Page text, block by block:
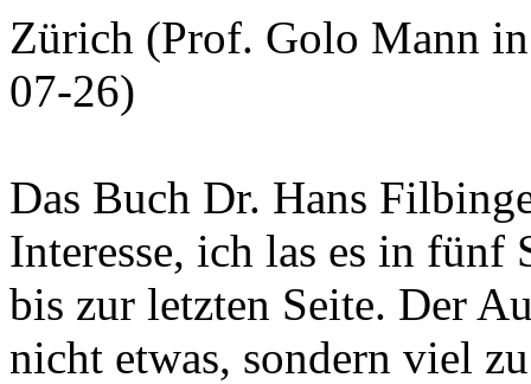
Zürich (Prof. Golo Mann
07-26)
Das Buch Dr. Hans
Interesse, ich las es in fünf
bis zur letzten Seite. Der
nicht etwas, sondern viel